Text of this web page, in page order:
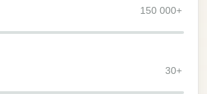
150 000+
30+